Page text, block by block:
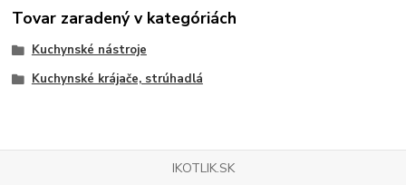
Tovar zaradený v kategóriách
Kuchynské nástroje
Kuchynské krájače, strúhadlá
IKOTLIK.SK